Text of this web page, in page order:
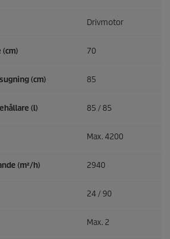
Drivmotor
70
(cm) 85
(l) 85 / 85
Max. 4200
(m²/h) 2940
24 / 90
Max. 2